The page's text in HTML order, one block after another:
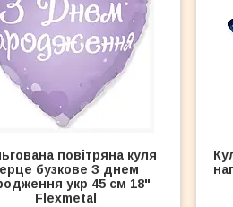
повітряна куля
бузкове З днем
укр 45 см 18"
Flexmetal